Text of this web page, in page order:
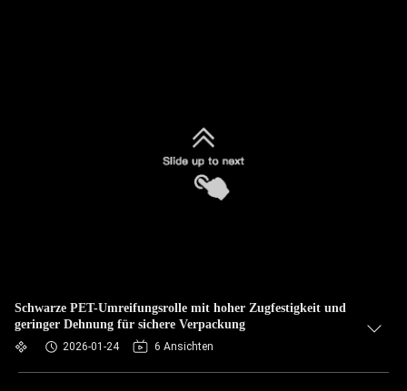
Schwarze PET-Umreifungsrolle mit hoher Zugfestigkeit und
geringer Dehnung für sichere Verpackung
2026-01-24 6 Ansichten